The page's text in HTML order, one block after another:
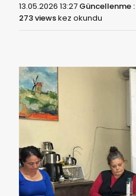
13.05.2026 13:27 Güncellenme :
273 viewskez okundu